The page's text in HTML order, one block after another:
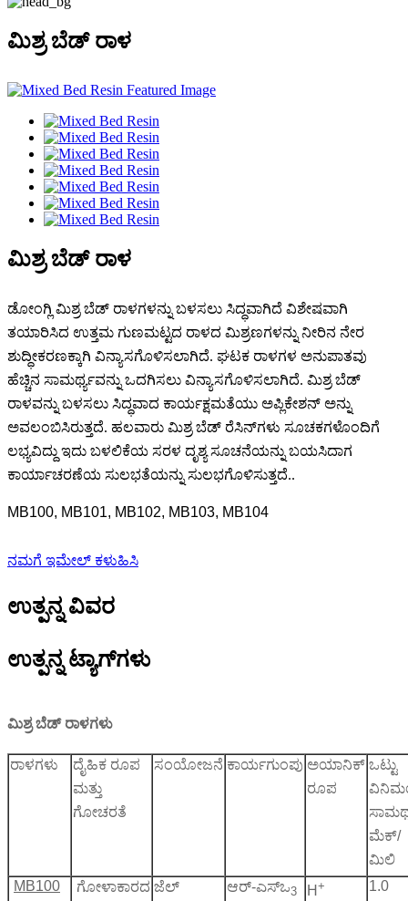
ಮಿಶ್ರ ಬೆಡ್ ರಾಳ
ಮಿಶ್ರ ಬೆಡ್ ರಾಳ
ಡೋಂಗ್ಲಿ ಮಿಶ್ರ ಬೆಡ್ ರಾಳಗಳನ್ನು ಬಳಸಲು ಸಿದ್ಧವಾಗಿದೆ ವಿಶೇಷವಾಗಿ
ತಯಾರಿಸಿದ ಉತ್ತಮ ಗುಣಮಟ್ಟದ ರಾಳದ ಮಿಶ್ರಣಗಳನ್ನು ನೀರಿನ ನೇರ
ಶುದ್ಧೀಕರಣಕ್ಕಾಗಿ ವಿನ್ಯಾಸಗೊಳಿಸಲಾಗಿದೆ. ಘಟಕ ರಾಳಗಳ ಅನುಪಾತವು
ಹೆಚ್ಚಿನ ಸಾಮರ್ಥ್ಯವನ್ನು ಒದಗಿಸಲು ವಿನ್ಯಾಸಗೊಳಿಸಲಾಗಿದೆ. ಮಿಶ್ರ ಬೆಡ್
ರಾಳವನ್ನು ಬಳಸಲು ಸಿದ್ಧವಾದ ಕಾರ್ಯಕ್ಷಮತೆಯು ಅಪ್ಲಿಕೇಶನ್ ಅನ್ನು
ಅವಲಂಬಿಸಿರುತ್ತದೆ. ಹಲವಾರು ಮಿಶ್ರ ಬೆಡ್ ರೆಸಿನ್‌ಗಳು ಸೂಚಕಗಳೊಂದಿಗೆ
ಲಭ್ಯವಿದ್ದು ಇದು ಬಳಲಿಕೆಯ ಸರಳ ದೃಶ್ಯ ಸೂಚನೆಯನ್ನು ಬಯಸಿದಾಗ
ಕಾರ್ಯಾಚರಣೆಯ ಸುಲಭತೆಯನ್ನು ಸುಲಭಗೊಳಿಸುತ್ತದೆ..
MB100, MB101, MB102, MB103, MB104
ನಮಗೆ ಇಮೇಲ್ ಕಳುಹಿಸಿ
ಉತ್ಪನ್ನ ವಿವರ
ಉತ್ಪನ್ನ ಟ್ಯಾಗ್‌ಗಳು
ಮಿಶ್ರ ಬೆಡ್ ರಾಳಗಳು
ರಾಳಗಳು
ದೈಹಿಕ ರೂಪ
ಮತ್ತು
ಗೋಚರತೆ
ಸಂಯೋಜನೆ ಕಾರ್ಯಗುಂಪು ಅಯಾನಿಕ್
ರೂಪ
ಒಟ್ಟು
ಮೆಕ್/
ಮಿಲಿ
MB100
ಗೋಳಾಕಾರದ ಜೆಲ್
ಆರ್-ಎಸ್ಒ3 H + 1.0